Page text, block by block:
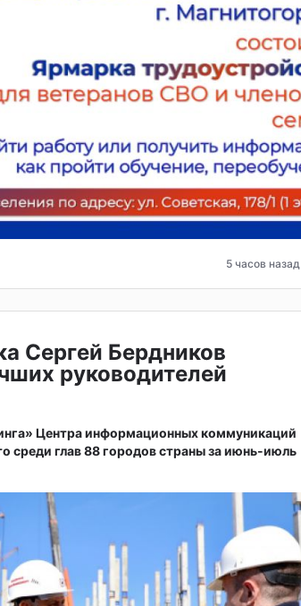
5 часов назад
Сергей Бердников
руководителей
Центра информационных коммуникаций
среди глав 88 городов страны за июнь-июль